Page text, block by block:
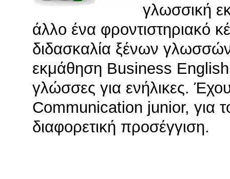
γλωσσική
άλλο ένα φροντιστηριακό
διδασκαλία ξένων
εκμάθηση Business English
γλώσσες για ενήλικες.
Communication junior, για
διαφορετική προσέγγιση.